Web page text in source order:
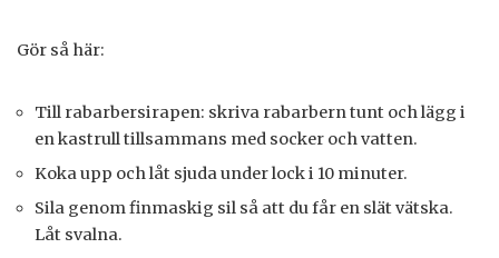
Gör så här:
Till rabarbersirapen: skriva rabarbern tunt och lägg i
en kastrull tillsammans med socker och vatten.
Koka upp och låt sjuda under lock i 10 minuter.
Sila genom finmaskig sil så att du får en slät vätska.
Låt svalna.